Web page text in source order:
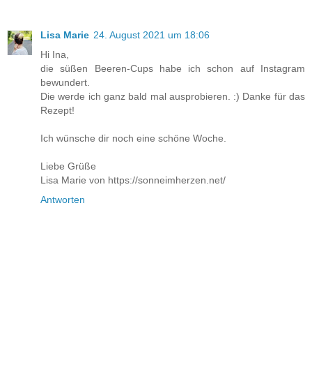
Lisa Marie 24. August 2021 um 18:06
Hi Ina,
die süßen Beeren-Cups habe ich schon auf Instagram
bewundert.
Die werde ich ganz bald mal ausprobieren. :) Danke für das
Rezept!
Ich wünsche dir noch eine schöne Woche.
Liebe Grüße
Lisa Marie von https://sonneimherzen.net/
Antworten